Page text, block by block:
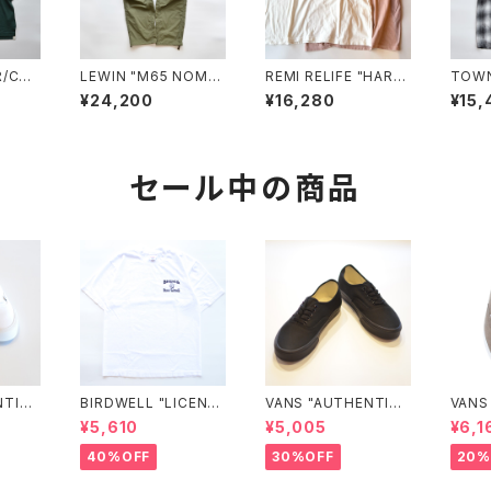
C天
LEWIN "M65 NOMA
D PANTS"
¥24,200
REMI RELIFE "HARD
SP加工20/天竺BIGサ
イズT(naja)"
¥16,280
AR S/
セール中の商品
BIRDWELL "LICENSE
PLATE TEE"
¥5,610
40%OFF
VANS "AUTHENTIC"
(BLACK/BLACK)
¥5,005
30%OFF